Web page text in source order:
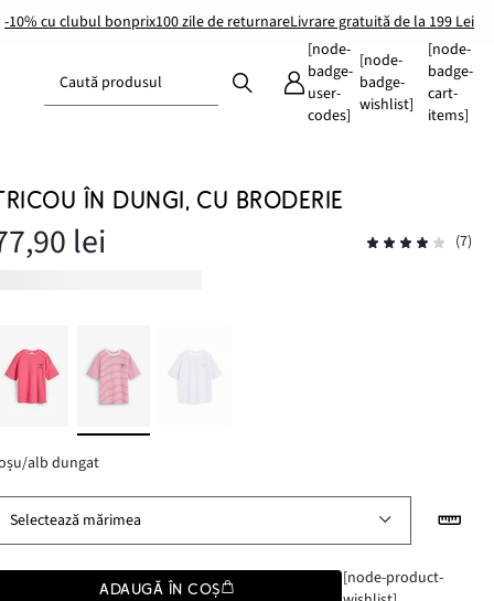
-10% cu clubul bonprix100 zile de returnareLivrare gratuită de la 199 Lei
Caută produsul
[node-
badge-
user-
codes]
[node-
badge-
wishlist]
[node-
badge-
cart-
items]
ÎN DUNGI, CU BRODERIE
lei (7)
alb dungat
Selectează mărimea
ADAUGĂ ÎN COȘ
[node-product-